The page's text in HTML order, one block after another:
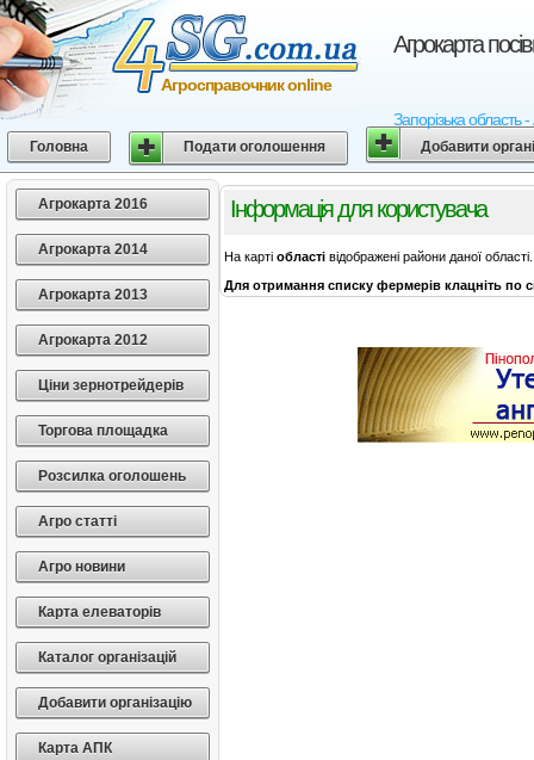
Агрокарта
Запорізька область
Агросправочник online
Головна Подати оголошення Добавити
Агрокарта 2016
Агрокарта 2014
Агрокарта 2013
Агрокарта 2012
Ціни зернотрейдерів
Торгова площадка
Розсилка оголошень
Агро статті
Агро новини
Карта елеваторів
Каталог організацій
Добавити організацію
Карта АПК
Інформація для користувача
На карті області відображені райони даної області.
Для отримання списку фермерів клацніть по